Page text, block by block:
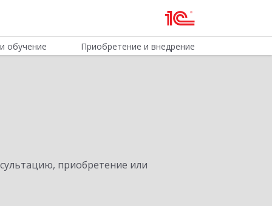
обучение Приобретение и внедрение
приобретение или